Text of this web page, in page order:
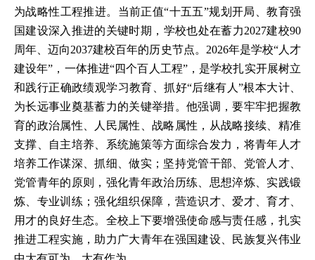
为战略性工程推进。当前正值“十五五”规划开局、教育强
国建设深入推进的关键时期，学校也处在蓄力2027建校90
周年、迈向2037建校百年的历史节点。2026年是学校“人才
建设年”，一体推进“四个百人工程”，是学校扎实开展树立
和践行正确政绩观学习教育、抓好“后继有人”根本大计、
为长远事业奠基蓄力的关键举措。他强调，要牢牢把握教
育的政治属性、人民属性、战略属性，从战略接续、精准
支撑、自主培养、系统施策等方面综合发力，将青年人才
培养工作谋深、抓细、做实；坚持党管干部、党管人才、
党管青年的原则，强化青年政治历练、思想淬炼、实践锻
炼、专业训练；强化组织保障，营造识才、爱才、育才、
用才的良好生态。全校上下要增强使命感与责任感，扎实
推进工程实施，助力广大青年在强国建设、民族复兴伟业